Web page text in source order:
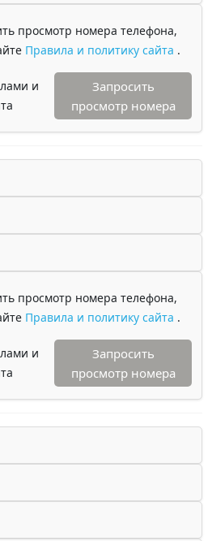
просмотр номера телефона,
Правила и политику сайта .
и
Запросить
просмотр номера
просмотр номера телефона,
Правила и политику сайта .
и
Запросить
просмотр номера